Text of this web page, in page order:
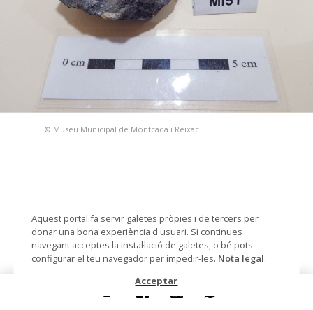
© Museu Municipal de Montcada i Reixac
Galena
Materials i tècniques lític
Aquest portal fa servir galetes pròpies i de tercers per
donar una bona experiència d'usuari. Si continues
navegant acceptes la instal·lació de galetes, o bé pots
configurar el teu navegador per impedir-les. Nota legal.
Acceptar